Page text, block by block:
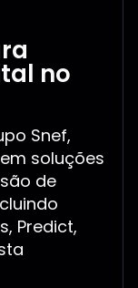
no
Snef,
soluções
de
Predict,